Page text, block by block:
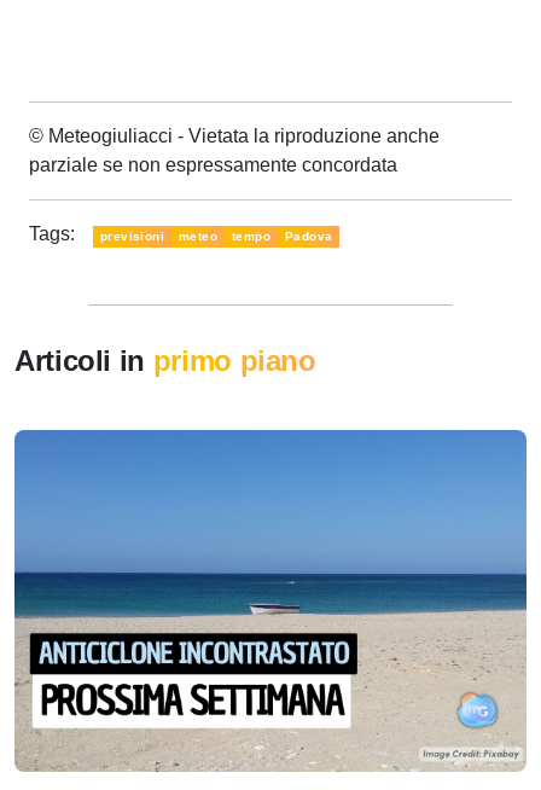
© Meteogiuliacci - Vietata la riproduzione anche
parziale se non espressamente concordata
Tags: previsioni meteo tempo Padova
Articoli in primo piano